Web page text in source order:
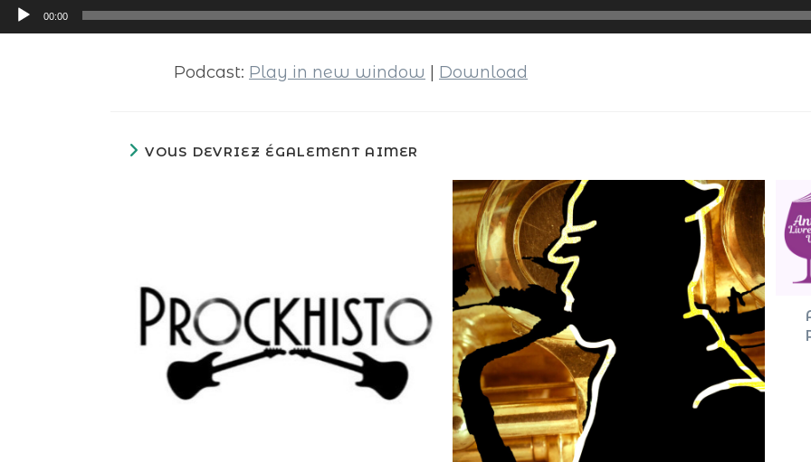
Lecteur
audio
00:00
Podcast: Play in new window Download
VOUS DEVRIEZ ÉGALEMENT AIMER